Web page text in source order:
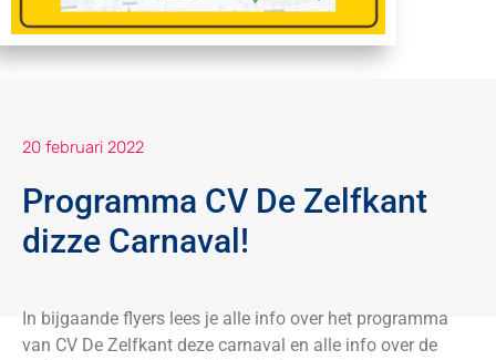
20 februari 2022
Programma CV De Zelfkant
dizze Carnaval!
In bijgaande flyers lees je alle info over het programma
van CV De Zelfkant deze carnaval en alle info over de